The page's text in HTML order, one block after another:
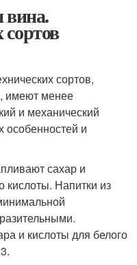
вина.
сортов,
имеют менее
и механический
особенностей и
сахар и
кислоты. Напитки из
и кислоты для белого